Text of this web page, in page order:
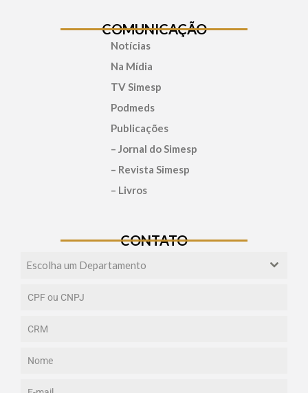
COMUNICAÇÃO
Notícias
Na Mídia
TV Simesp
Podmeds
Publicações
– Jornal do Simesp
– Revista Simesp
– Livros
CONTATO
Escolha um Departamento